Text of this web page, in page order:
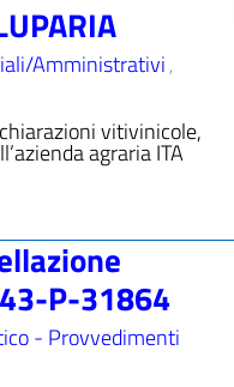
Amministrativi,
vitivinicole,
agraria ITA
P-31864
- Provvedimenti